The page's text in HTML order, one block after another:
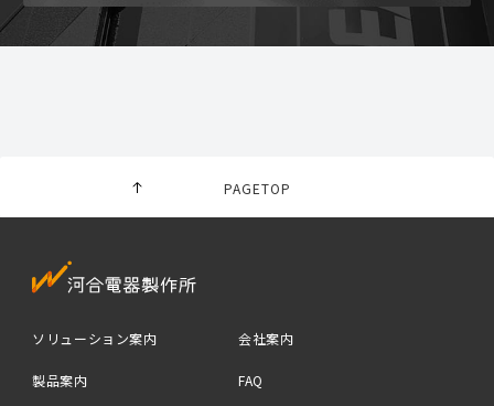
PAGETOP
ソリューション案内
製品案内
会社案内
FAQ